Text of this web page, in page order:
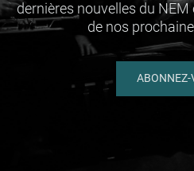
dernières nouvelles du
de nos
ABONNEZ-